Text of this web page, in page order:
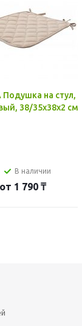
на стул,
38/35x38x2 см
В наличии
от 1 790 ₸